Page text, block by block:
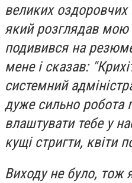
великих оздоровчих
який розглядав мою
подивився на
мене і сказав:
системний
дуже сильно робота
влаштувати тебе у
кущі стригти, квіти
Виходу не було, тож